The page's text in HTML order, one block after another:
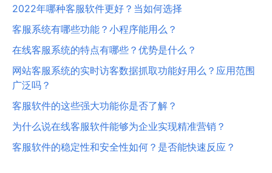
2022年哪种客服软件更好？当如何选择
客服系统有哪些功能？小程序能用么？
在线客服系统的特点有哪些？优势是什么？
网站客服系统的实时访客数据抓取功能好用么？应用范围
广泛吗？
客服软件的这些强大功能你是否了解？
为什么说在线客服软件能够为企业实现精准营销？
客服软件的稳定性和安全性如何？是否能快速反应？